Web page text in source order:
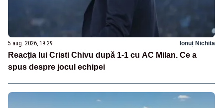
5 aug. 2026, 19:29 Ionuț Nichita
Reacția lui Cristi Chivu după 1-1 cu AC Milan. Ce a
spus despre jocul echipei